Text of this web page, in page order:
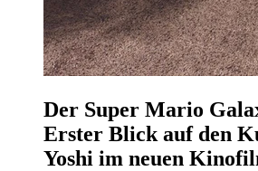
Der Super Mario
Erster Blick auf den
Yoshi im neuen